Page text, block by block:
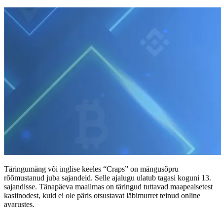
Täringumäng või inglise keeles “Craps” on mängusõpru
rõõmustanud juba sajandeid. Selle ajalugu ulatub tagasi koguni 13.
sajandisse. Tänapäeva maailmas on täringud tuttavad maapealsetest
kasiinodest, kuid ei ole päris otsustavat läbimurret teinud online
avarustes.